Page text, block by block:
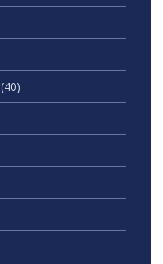
(40)